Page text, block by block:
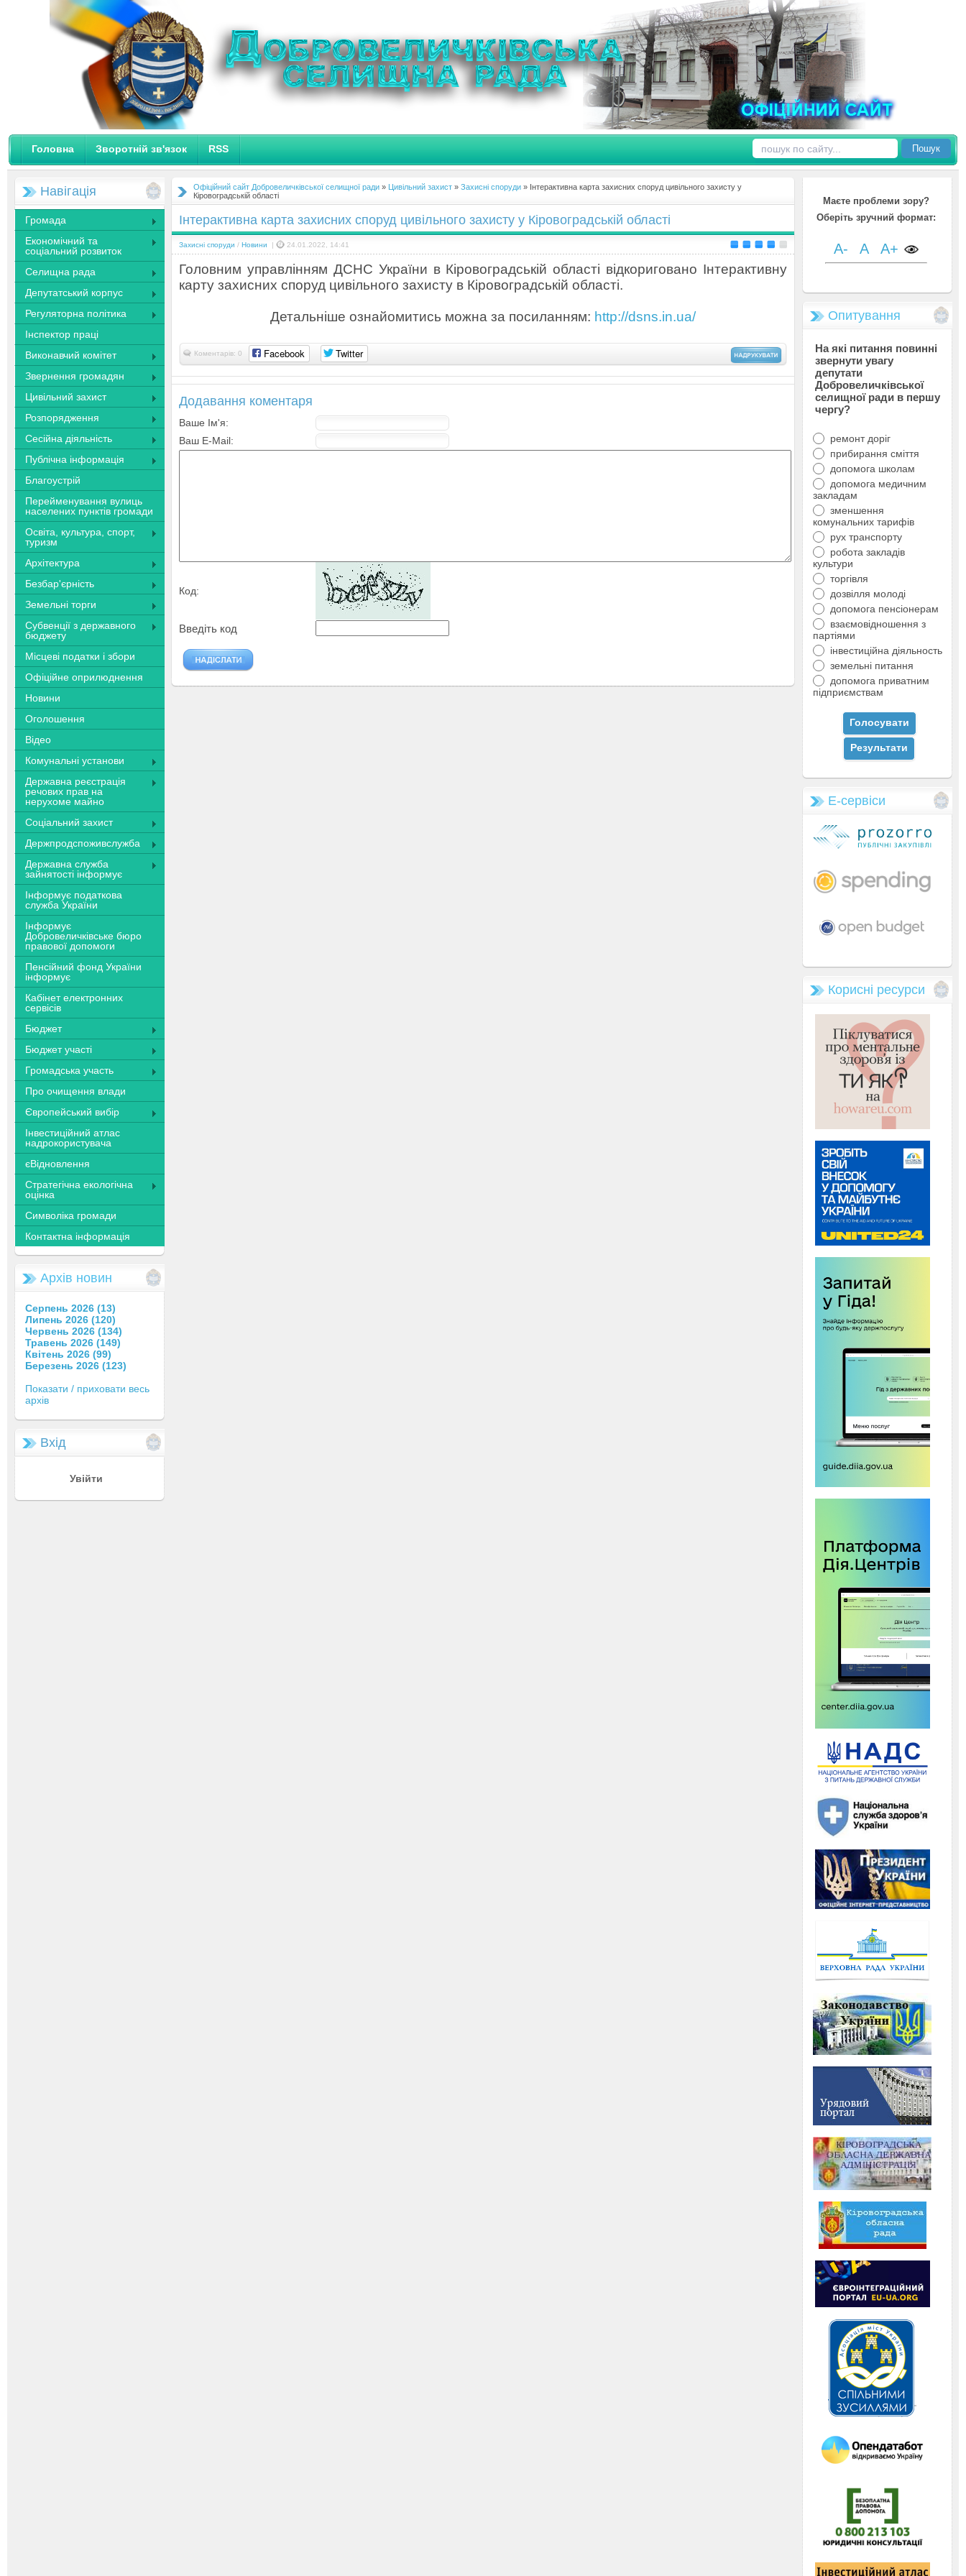
Головна Зворотній зв'язок RSS Пошук
Навігація
Громада
Економічний та
соціальний розвиток
Селищна рада
Депутатський корпус
Регуляторна політика
Інспектор праці
Виконавчий комітет
Звернення громадян
Цивільний захист
Розпорядження
Сесійна діяльність
Публічна інформація
Благоустрій
Перейменування вулиць
населених пунктів громади
Освіта, культура, спорт,
туризм
Архітектура
Безбар'єрність
Земельні торги
Субвенції з державного
бюджету
Місцеві податки і збори
Офіційне оприлюднення
Новини
Оголошення
Відео
Комунальні установи
Державна реєстрація
речових прав на
нерухоме майно
Соціальний захист
Держпродспоживслужба
Державна служба
зайнятості інформує
Інформує податкова
служба України
Інформує
Добровеличківське бюро
правової допомоги
Пенсійний фонд України
інформує
Кабінет електронних
сервісів
Бюджет
Бюджет участі
Громадська участь
Про очищення влади
Європейський вибір
Інвестиційний атлас
надрокористувача
єВідновлення
Стратегічна екологічна
оцінка
Символіка громади
Контактна інформація
Архів новин
Серпень 2026 (13)
Липень 2026 (120)
Червень 2026 (134)
Травень 2026 (149)
Квітень 2026 (99)
Березень 2026 (123)
Показати / приховати весь
архів
Вхід
Увійти
Офіційний сайт Добровеличківської селищної ради » Цивільний захист » Захисні споруди » Інтерактивна карта захисних споруд цивільного захисту у
Кіровоградській області
Інтерактивна карта захисних споруд цивільного захисту у Кіровоградській області
Захисні споруди / Новини | 24.01.2022, 14:41
Головним управлінням ДСНС України в Кіровоградській області відкориговано Інтерактивну
карту захисних споруд цивільного захисту в Кіровоградській області.
Детальніше ознайомитись можна за посиланням: http://dsns.in.ua/
Коментарів: 0 Facebook Twitter
Додавання коментаря
Ваше Ім'я:
Ваш E-Mail:
Код:
Введіть код
Маєте проблеми зору?
Оберіть зручний формат:
A- A A+
Опитування
На які питання повинні
звернути увагу
депутати
Добровеличківської
селищної ради в першу
чергу?
ремонт доріг
прибирання сміття
допомога школам
допомога медичним
закладам
зменшення
комунальних тарифів
рух транспорту
робота закладів
культури
торгівля
дозвілля молоді
допомога пенсіонерам
взаємовідношення з
партіями
інвестиційна діяльность
земельні питання
допомога приватним
підприємствам
Е-сервіси
Корисні ресурси